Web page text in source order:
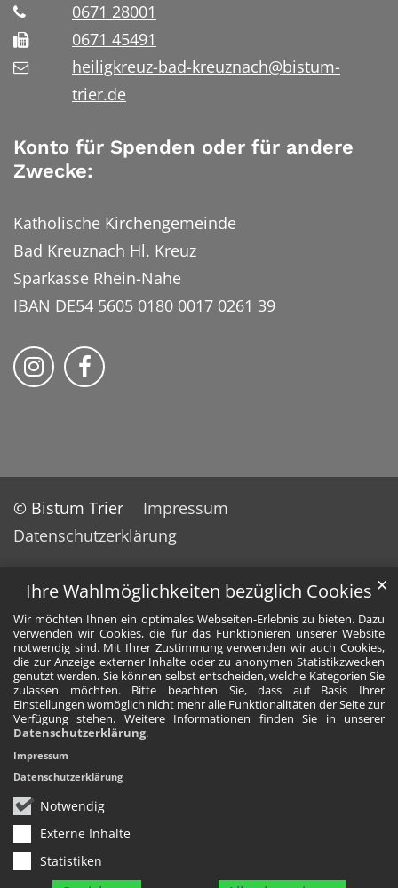
Ihre Wahlmöglichkeiten bezüglich Cookies
Wir möchten Ihnen ein optimales Webseiten-Erlebnis zu bieten. Dazu
verwenden wir Cookies, die für das Funktionieren unserer Website
notwendig sind. Mit Ihrer Zustimmung verwenden wir auch Cookies,
die zur Anzeige externer Inhalte oder zu anonymen Statistikzwecken
genutzt werden. Sie können selbst entscheiden, welche Kategorien Sie
zulassen möchten. Bitte beachten Sie, dass auf Basis Ihrer
Einstellungen womöglich nicht mehr alle Funktionalitäten der Seite zur
Verfügung stehen. Weitere Informationen finden Sie in unserer
Datenschutzerklärung.
Notwendig
Externe Inhalte
Statistiken
✕
Impressum
Datenschutzerklärung
0671 28001
0671 45491
heiligkreuz-bad-kreuznach@bistum-
trier.de
Konto für Spenden oder für andere
Zwecke:
Katholische Kirchengemeinde
Bad Kreuznach Hl. Kreuz
Sparkasse Rhein-Nahe
IBAN DE54 5605 0180 0017 0261 39
Bistum Trier auf Instragram
Bistum Trier auf Facebook
© Bistum Trier
Impressum
Datenschutzerklärung